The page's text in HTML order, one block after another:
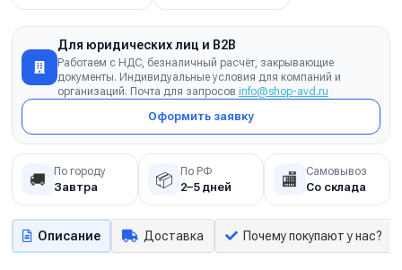
Для юридических лиц и B2B
Работаем с НДС, безналичный расчёт, закрывающие
документы. Индивидуальные условия для компаний и
организаций. Почта для запросов info@shop-avd.ru
Оформить заявку
🚚 По городу
Завтра 📦 По РФ
2–5 дней 🏬 Самовывоз
Со склада
Описание Доставка Почему покупают у нас?